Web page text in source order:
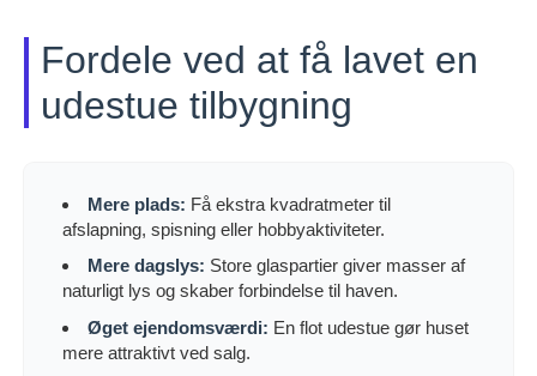
Fordele ved at få lavet en
udestue tilbygning
Mere plads: Få ekstra kvadratmeter til
afslapning, spisning eller hobbyaktiviteter.
Mere dagslys: Store glaspartier giver masser af
naturligt lys og skaber forbindelse til haven.
Øget ejendomsværdi: En flot udestue gør huset
mere attraktivt ved salg.